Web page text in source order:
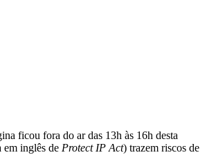
ficou fora do ar das 13h às 16h desta
em inglês de Protect IP Act) trazem riscos de